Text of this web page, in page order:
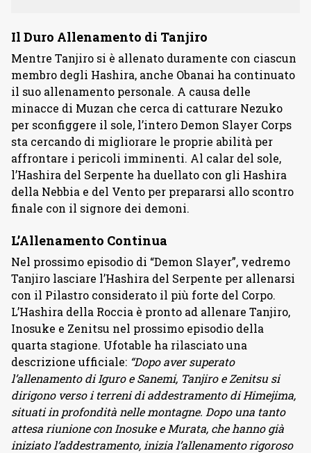
Il Duro Allenamento di Tanjiro
Mentre Tanjiro si è allenato duramente con ciascun
membro degli Hashira, anche Obanai ha continuato
il suo allenamento personale. A causa delle
minacce di Muzan che cerca di catturare Nezuko
per sconfiggere il sole, l’intero Demon Slayer Corps
sta cercando di migliorare le proprie abilità per
affrontare i pericoli imminenti. Al calar del sole,
l’Hashira del Serpente ha duellato con gli Hashira
della Nebbia e del Vento per prepararsi allo scontro
finale con il signore dei demoni.
L’Allenamento Continua
Nel prossimo episodio di “Demon Slayer”, vedremo
Tanjiro lasciare l’Hashira del Serpente per allenarsi
con il Pilastro considerato il più forte del Corpo.
L’Hashira della Roccia è pronto ad allenare Tanjiro,
Inosuke e Zenitsu nel prossimo episodio della
quarta stagione. Ufotable ha rilasciato una
descrizione ufficiale: “Dopo aver superato
l’allenamento di Iguro e Sanemi, Tanjiro e Zenitsu si
dirigono verso i terreni di addestramento di Himejima,
situati in profondità nelle montagne. Dopo una tanto
attesa riunione con Inosuke e Murata, che hanno già
iniziato l’addestramento, inizia l’allenamento rigoroso